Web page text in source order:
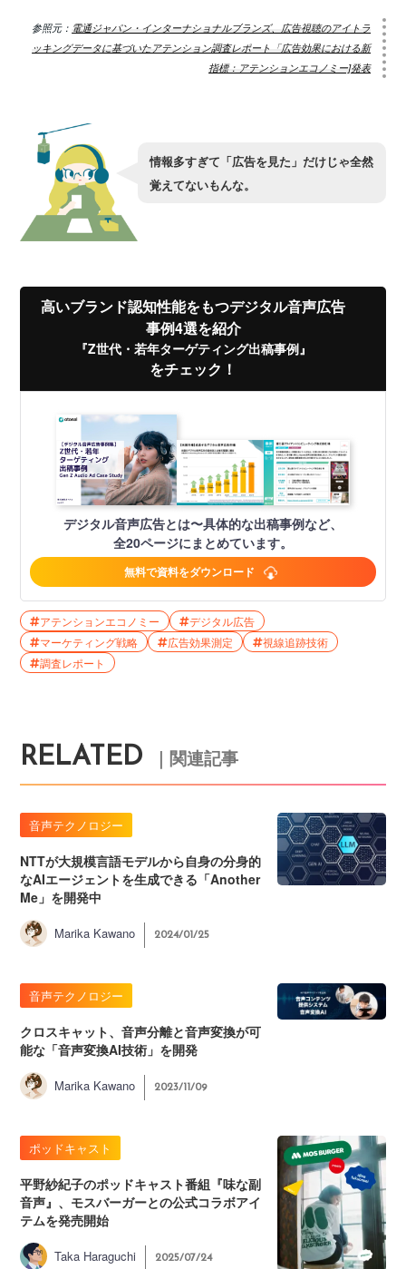
参照元： 電通ジャパン・インターナショナルブランズ、広告視聴のアイトラ
ッキングデータに基づいたアテンション調査レポート「広告効果における新
指標：アテンションエコノミー]発表
情報多すぎて「広告を見た」だけじゃ全然
覚えてないもんな。
高いブランド認知性能をもつデジタル音声広告
事例4選を紹介
『Z世代・若年ターゲティング出稿事例』
をチェック！
デジタル音声広告とは〜具体的な出稿事例など、
全20ページにまとめています。
無料で資料をダウンロード
アテンションエコノミー
デジタル広告
マーケティング戦略
広告効果測定
視線追跡技術
調査レポート
RELATED ｜関連記事
音声テクノロジー
NTTが大規模言語モデルから自身の分身的
なAIエージェントを生成できる「Another
Me」を開発中
Marika Kawano 2024/01/25
音声テクノロジー
クロスキャット、音声分離と音声変換が可
能な「音声変換AI技術」を開発
Marika Kawano 2023/11/09
ポッドキャスト
平野紗紀子のポッドキャスト番組『味な副
音声』、モスバーガーとの公式コラボアイ
テムを発売開始
Taka Haraguchi 2025/07/24